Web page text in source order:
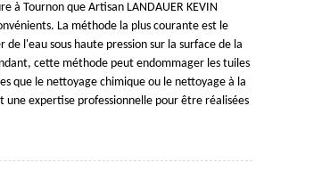
à Tournon que Artisan LANDAUER KEVIN
La méthode la plus courante est le
l'eau sous haute pression sur la surface de la
cette méthode peut endommager les tuiles
que le nettoyage chimique ou le nettoyage à la
expertise professionnelle pour être réalisées